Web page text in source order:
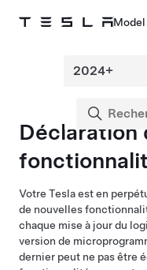
Déclaration
Votre Tesla est en
de nouvelles
chaque mise à jour du
version de
dernier peut ne pas être